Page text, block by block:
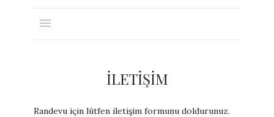
İLETIŞIM
Randevu için lütfen iletişim formunu doldurunuz.